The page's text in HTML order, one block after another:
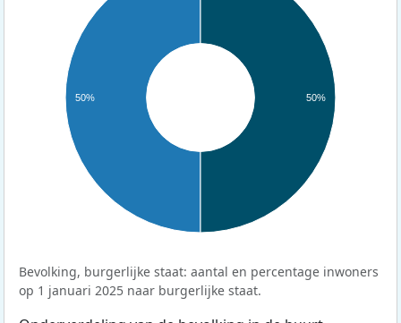
50% 50%
Bevolking, burgerlijke staat: aantal en percentage inwoners
op 1 januari 2025 naar burgerlijke staat.